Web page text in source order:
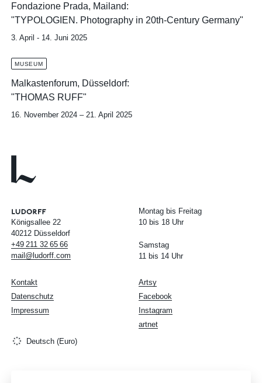
Fondazione Prada, Mailand:
"TYPOLOGIEN. Photography in 20th-Century Germany"
3. April - 14. Juni 2025
MUSEUM
Malkastenforum, Düsseldorf:
"THOMAS RUFF"
16. November 2024 – 21. April 2025
Königsallee 22
40212 Düsseldorf
+49 211 32 65 66
mail@ludorff.com
Montag bis Freitag
10 bis 18 Uhr
Samstag
11 bis 14 Uhr
Artsy
Facebook
Instagram
artnet
Kontakt
Datenschutz
Impressum
Deutsch (Euro)